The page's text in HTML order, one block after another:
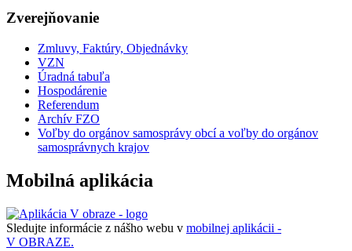
Zverejňovanie
Zmluvy, Faktúry, Objednávky
VZN
Úradná tabuľa
Hospodárenie
Referendum
Archív FZO
Voľby do orgánov samosprávy obcí a voľby do orgánov
samosprávnych krajov
Mobilná aplikácia
Sledujte informácie z nášho webu v mobilnej aplikácii -
V OBRAZE.